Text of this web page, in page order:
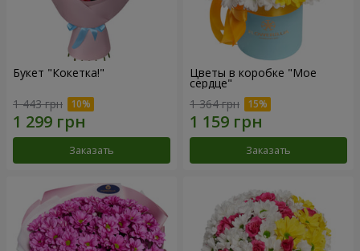
Букет "Кокетка!"
1 443 грн
Заказать
Цветы в коробке "Мое
сердце"
1 364 грн
Заказать